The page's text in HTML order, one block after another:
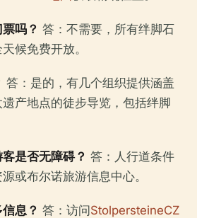
吗？ 答：不需要，所有绊脚石
候免费开放。
答：是的，有几个组织提供涵盖
产地点的徒步导览，包括绊脚
是否无障碍？ 答：人行道条件
或布尔诺旅游信息中心。
息？ 答：访问StolpersteineCZ